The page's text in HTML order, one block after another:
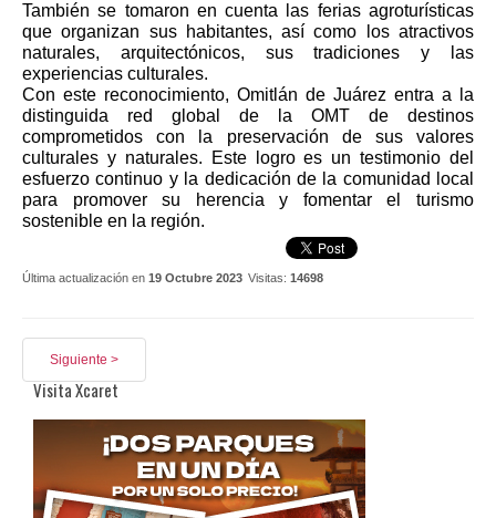
También se tomaron en cuenta las ferias agroturísticas
que organizan sus habitantes, así como los atractivos
naturales, arquitectónicos, sus tradiciones y las
experiencias culturales.
Con este reconocimiento, Omitlán de Juárez entra a la
distinguida red global de la OMT de destinos
comprometidos con la preservación de sus valores
culturales y naturales. Este logro es un testimonio del
esfuerzo continuo y la dedicación de la comunidad local
para promover su herencia y fomentar el turismo
sostenible en la región.
Última actualización en 19 Octubre 2023 Visitas: 14698
Siguiente >
Visita Xcaret